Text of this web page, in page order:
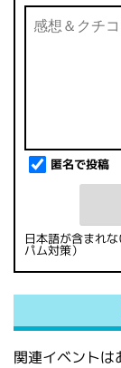
匿名で投稿
日本語が含まれ
パム対策）
関連イベントは